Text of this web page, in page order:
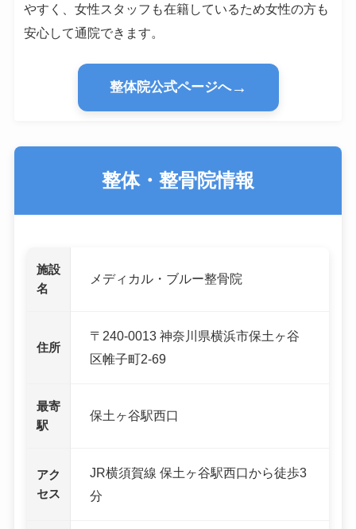
やすく、女性スタッフも在籍しているため女性の方も
安心して通院できます。
整体院公式ページへ→
整体・整骨院情報
施設
名
メディカル・ブルー整骨院
住所
〒240-0013 神奈川県横浜市保土ヶ谷
区帷子町2-69
最寄
駅
保土ヶ谷駅西口
アク
セス
JR横須賀線 保土ヶ谷駅西口から徒歩3
分